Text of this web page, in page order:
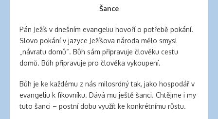
Šance
Pán Ježíš v dnešním evangeliu hovoří o potřebě pokání.
Slovo pokání v jazyce Ježíšova národa mělo smysl
„návratu domů“. Bůh sám připravuje člověku cestu
domů. Bůh připravuje pro člověka vykoupení.
Bůh je ke každému z nás milosrdný tak, jako hospodář v
evangeliu k fíkovníku. Dává mu ještě šanci. Chtějme i my
tuto šanci – postní dobu využít ke konkrétnímu růstu.